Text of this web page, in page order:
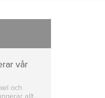
vår
och
allt…